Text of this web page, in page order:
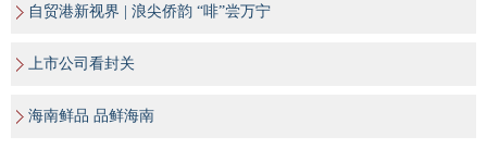
自贸港新视界 | 浪尖侨韵 “啡”尝万宁
上市公司看封关
海南鲜品 品鲜海南